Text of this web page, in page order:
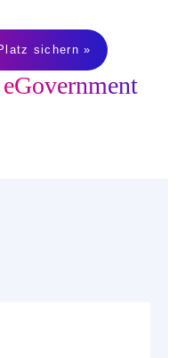
sichern »
eGovernment